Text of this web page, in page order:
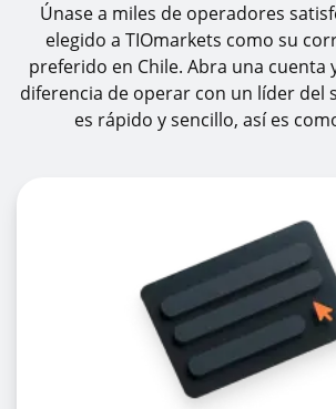
Únase a miles de operadores
elegido a TIOmarkets como su
preferido en Chile. Abra una cuenta
diferencia de operar con un líder del
es rápido y sencillo, así es